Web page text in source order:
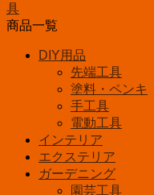
具
商品一覧
DIY用品
先端工具
塗料・ペンキ
手工具
電動工具
インテリア
エクステリア
ガーデニング
園芸工具